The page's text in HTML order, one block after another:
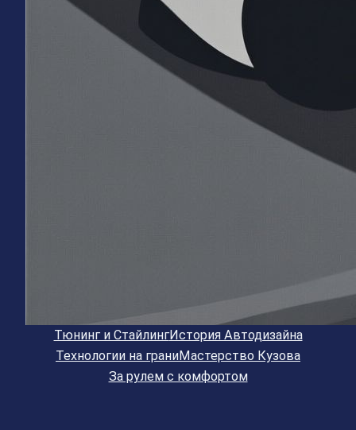
Тюнинг и СтайлингИстория Автодизайна
Технологии на граниМастерство Кузова
За рулем с комфортом